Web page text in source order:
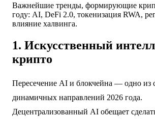
Важнейшие тренды, формирующие
году: AI, DeFi 2.0, токенизация RWA,
влияние халвинга.
1. Искусственный
крипто
Пересечение AI и блокчейна — одно из
динамичных направлений 2026 года.
Децентрализованный AI обещает